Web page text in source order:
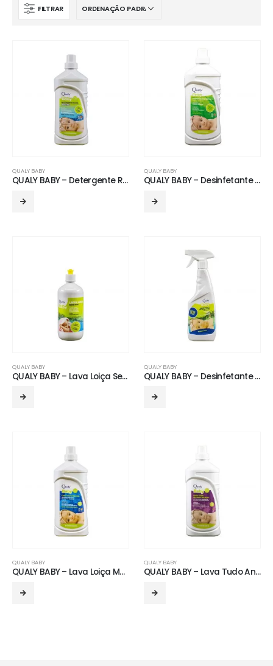
FILTRAR
QUALY BABY
QUALY BABY – Detergente Roupa Neutro
QUALY BABY
QUALY BABY – Desinfetante Têxtil Neutro
QUALY BABY
QUALY BABY – Lava Loiça Sensitive
QUALY BABY
QUALY BABY – Desinfetante de Superfícies
QUALY BABY
QUALY BABY – Lava Loiça Máquina
QUALY BABY
QUALY BABY – Lava Tudo Antibacteriano